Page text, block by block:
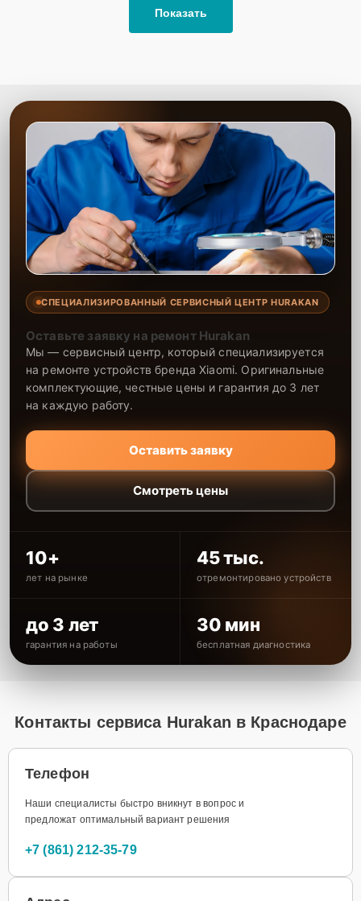
Показать
СПЕЦИАЛИЗИРОВАННЫЙ СЕРВИСНЫЙ ЦЕНТР HURAKAN
Оставьте заявку на ремонт Hurakan
Мы — сервисный центр, который специализируется
на ремонте устройств бренда Xiaomi. Оригинальные
комплектующие, честные цены и гарантия до 3 лет
на каждую работу.
Оставить заявку
Смотреть цены
10+
лет на рынке
45 тыс.
отремонтировано устройств
до 3 лет
гарантия на работы
30 мин
бесплатная диагностика
Контакты сервиса Hurakan в Краснодаре
Телефон
Наши специалисты быстро вникнут в вопрос и
предложат оптимальный вариант решения
+7 (861) 212-35-79